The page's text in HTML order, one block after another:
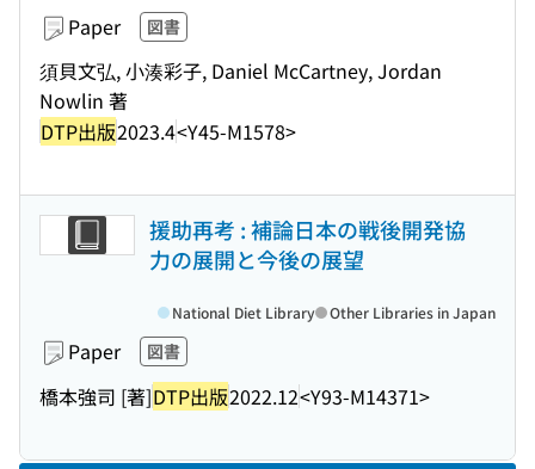
Paper 図書
須貝文弘, 小湊彩子, Daniel McCartney, Jordan
Nowlin 著
DTP出版2023.4<Y45-M1578>
援助再考 : 補論日本の戦後開発協
力の展開と今後の展望
Paper 図書
橋本強司 [著]DTP出版2022.12<Y93-M14371>
National Diet Library Other Libraries in Japan